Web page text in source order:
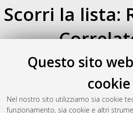
Questo sito
cookie
Nel nostro sito utilizziamo sia cookie
funzionamento, sia cookie e altri
Scorri la lista:
Su di un livello
Seleziona un valore dall'elenco
2023(2)
2021(2)